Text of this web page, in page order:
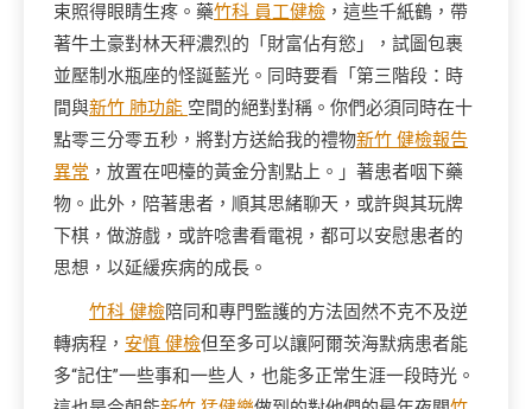
束照得眼睛生疼。藥竹科 員工健檢 ，這些千紙鶴，帶
著牛土豪對林天秤濃烈的「財富佔有慾」，試圖包裹
並壓制水瓶座的怪誕藍光。同時要看「第三階段：時
間與新竹 肺功能 空間的絕對對稱。你們必須同時在十
點零三分零五秒，將對方送給我的禮物新竹 健檢報告
異常 ，放置在吧檯的黃金分割點上。」著患者咽下藥
物。此外，陪著患者，順其思緒聊天，或許與其玩牌
下棋，做游戲，或許唸書看電視，都可以安慰患者的
思想，以延緩疾病的成長。
竹科 健檢陪同和專門監護的方法固然不克不及逆
轉病程， 安慎 健檢但至多可以讓阿爾茨海默病患者能
多“記住”一些事和一些人，也能多正常生涯一段時光。